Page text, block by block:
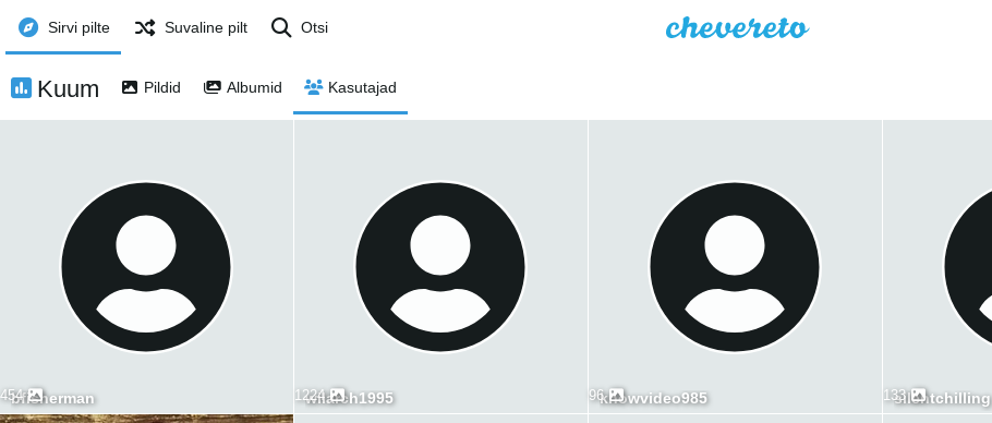
Sirvi pilte Suvaline pilt Otsi
Kuum Pildid Albumid Kasutajad
bfisherman
454 wilarch1995
1224 knowvideo985
96 silentchilling
133